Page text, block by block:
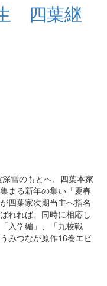
四葉継
雪のもとへ、四葉本家
まる新年の集い「慶春
四葉家次期当主へ指名
れれば、同時に相応し
入学編」、「九校戦
みつなが原作16巻エピ